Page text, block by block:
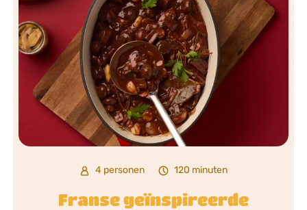
4 personen 120 minuten
Franse geïnspireerde